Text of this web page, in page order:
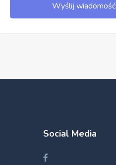
Wyślij wiadomość
Social Media